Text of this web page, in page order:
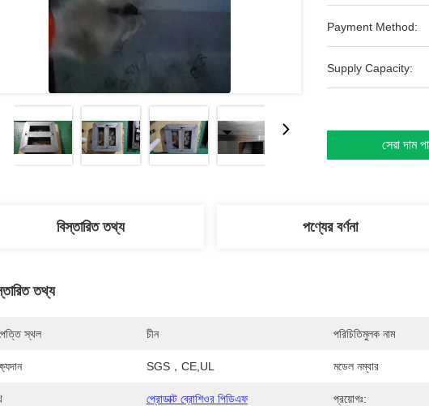
Payment Method:
Supply Capacity:
সেরা দাম
বিস্তারিত তথ্য পণ্যের বর্ণনা
তথ্য
স্থল চীন পরিচিতিমুলক নাম
SGS，CE,UL মডেল নম্বার
প্রোডাক্ট ব্রোশিওর পিডিএফ প্রয়োগঃ: